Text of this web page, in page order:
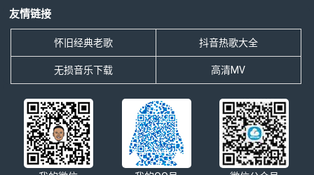
友情链接
怀旧经典老歌 抖音热歌大全
无损音乐下载 高清MV